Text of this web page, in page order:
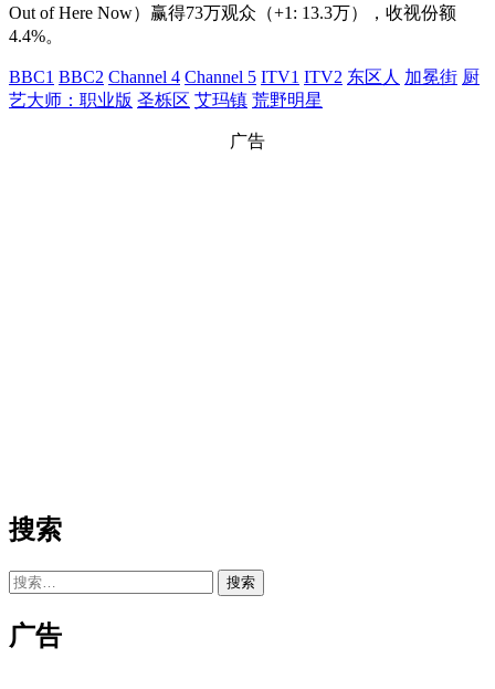
Out of Here Now）赢得73万观众（+1: 13.3万），收视份额
4.4%。
BBC1 BBC2 Channel 4 Channel 5 ITV1 ITV2 东区人 加冕街 厨
艺大师：职业版 圣栎区 艾玛镇 荒野明星
广告
搜索
搜
广告